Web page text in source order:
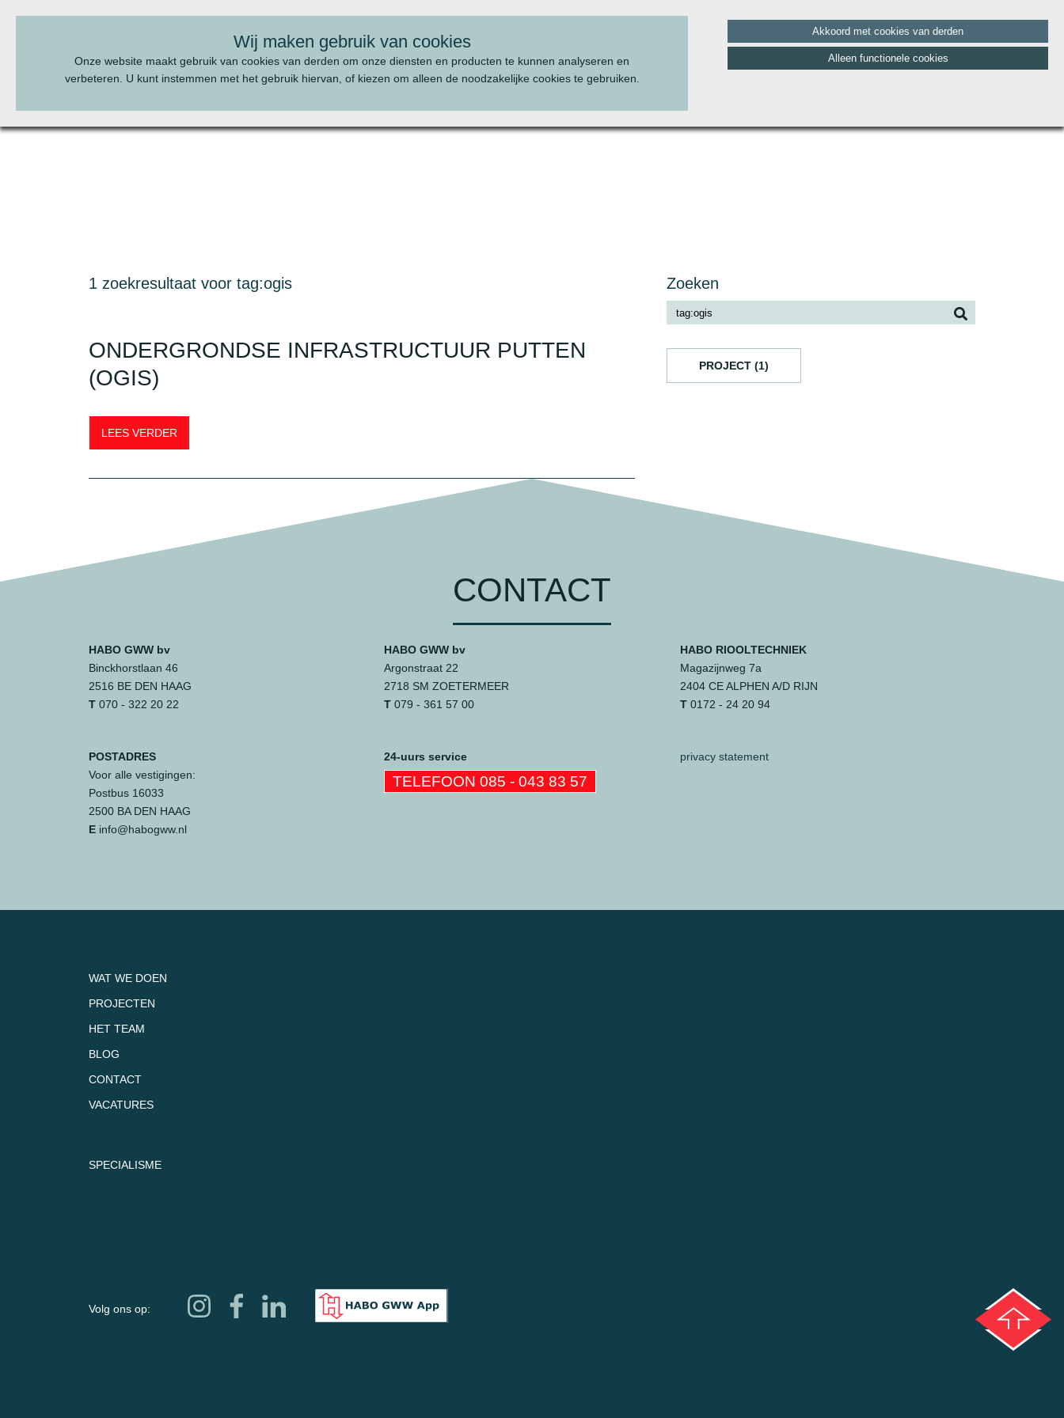
Wij maken gebruik van cookies
Onze website maakt gebruik van cookies van derden om onze diensten en producten te kunnen analyseren en
verbeteren. U kunt instemmen met het gebruik hiervan, of kiezen om alleen de noodzakelijke cookies te gebruiken.
Akkoord met cookies van derden
Alleen functionele cookies
BEL ONS:070 - 322 20 22
Zoeken
PROJECT (1)
1 zoekresultaat voor tag:ogis
ONDERGRONDSE INFRASTRUCTUUR PUTTEN
(OGIS)
LEES VERDER
CONTACT
HABO GWW bv
Binckhorstlaan 46
2516 BE DEN HAAG
T 070 - 322 20 22
HABO GWW bv
Argonstraat 22
2718 SM ZOETERMEER
T 079 - 361 57 00
HABO RIOOLTECHNIEK
Magazijnweg 7a
2404 CE ALPHEN A/D RIJN
T0172 - 24 20 94
POSTADRES
Voor alle vestigingen:
Postbus 16033
2500 BA DEN HAAG
E info@habogww.nl
24-uurs service
TELEFOON 085 - 043 83 57
privacy statement
WAT WE DOEN
PROJECTEN
HET TEAM
BLOG
CONTACT
VACATURES
SPECIALISME
Volg ons op: